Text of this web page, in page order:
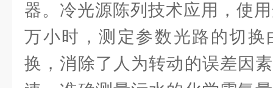
器。冷光源陈列技术应用，使
万小时，测定参数光路的切换
换，消除了人为转动的误差因